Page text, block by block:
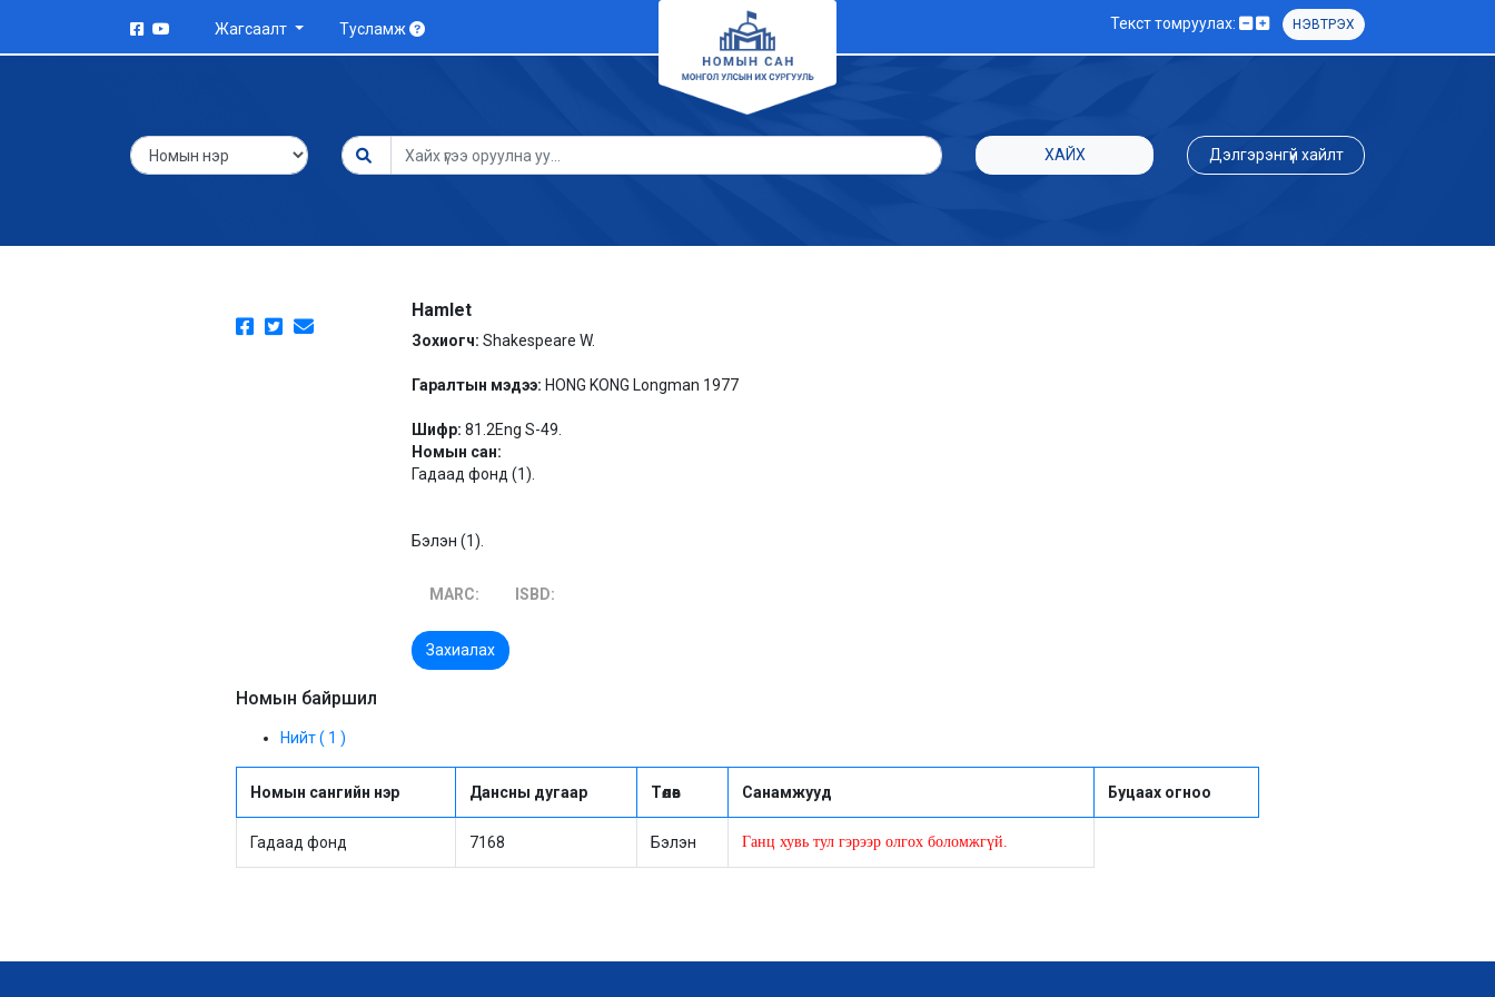
Жагсаалт Тусламж Текст томруулах: НЭВТРЭХ
ХАЙХ Дэлгэрэнгүй хайлт
Hamlet
Зохиогч:Shakespeare W.
Гаралтын мэдээ: HONG KONG Longman 1977
Шифр:81.2Eng S-49.
Номын сан:
Гадаад фонд (1).
Бэлэн (1).
MARC: ISBD:
Захиалах
Номын байршил
Нийт ( 1 )
Номын сангийн нэр Дансны дугаар Төлөв Санамжууд Буцаах огноо
Гадаад фонд 7168 Бэлэн Ганц хувь тул гэрээр олгох боломжгүй.